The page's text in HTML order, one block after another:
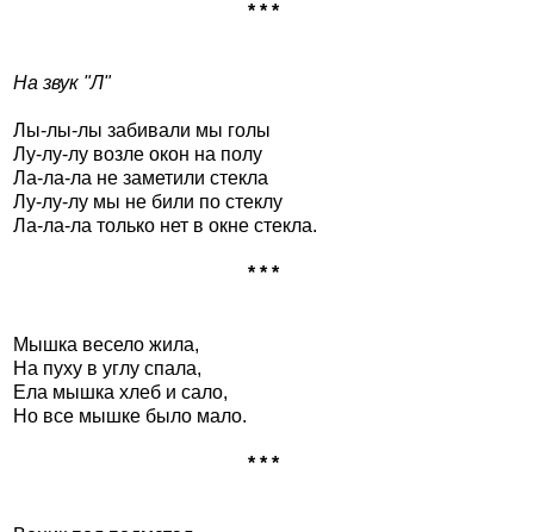
* * *
На звук "Л"
Лы-лы-лы забивали мы голы
Лу-лу-лу возле окон на полу
Ла-ла-ла не заметили стекла
Лу-лу-лу мы не били по стеклу
Ла-ла-ла только нет в окне стекла.
* * *
Мышка весело жила,
На пуху в углу спала,
Ела мышка хлеб и сало,
Но все мышке было мало.
* * *